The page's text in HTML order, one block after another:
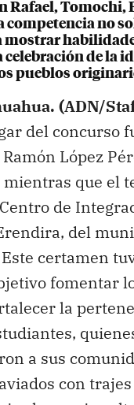
Rafael, Tomochi,
competencia no
mostrar
celebración de la
pueblos
(ADN/
del concurso
López
mientras que el
de
del
certamen
fomentar
la
a sus
con